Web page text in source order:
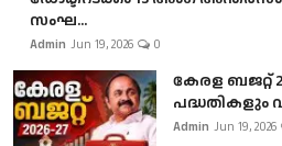
സംഘ...
Admin Jun 19, 2026 0
കേരള ബജറ്റ്
പദ്ധതികളും
Admin Jun 19, 2026